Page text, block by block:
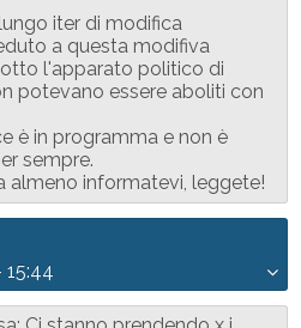
iter di modifica
a questa modifiva
l'apparato politico di
potevano essere aboliti con
è in programma e non è
sempre.
almeno informatevi, leggete!